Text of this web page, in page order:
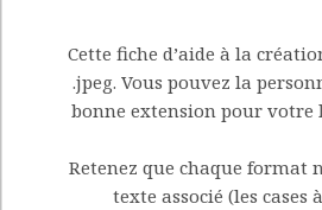
Cette fiche d’aide à la
.jpeg. Vous pouvez la
bonne extension pour
Retenez que chaque format
texte associé (les